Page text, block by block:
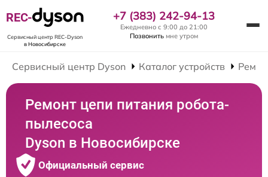
REC-
Сервисный центр REC-Dyson
в Новосибирске
+7 (383) 242-94-13
Ежедневно с 9:00 до 21:00
Позвонить мне утром
Сервисный центр Dyson Каталог устройств
Ремонт цепи питания робота-
пылесоса
Dyson в Новосибирске
Официальный сервис